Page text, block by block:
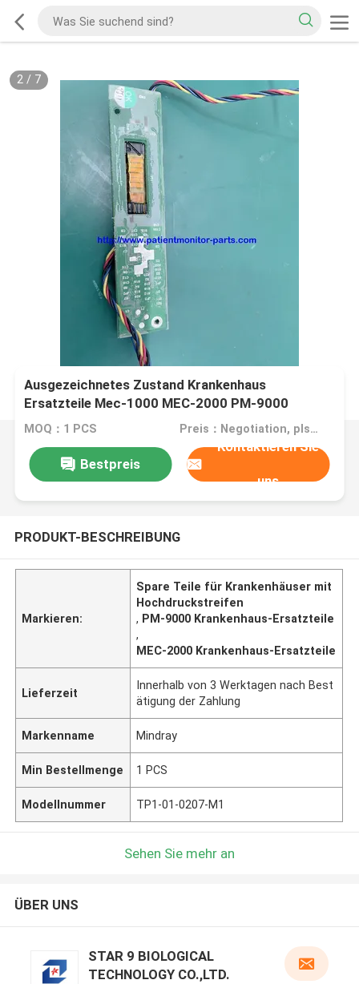
2/ 7
Ausgezeichnetes Zustand Krankenhaus
Ersatzteile Mec-1000 MEC-2000 PM-9000
Monitor Hochdruckstreifen, Hochdruckplatte
MOQ：1 PCS Preis：Negotiation, pls contact me
Bestpreis
Kontaktieren Sie
uns
PRODUKT-BESCHREIBUNG
Markieren:
Spare Teile für Krankenhäuser mit
Hochdruckstreifen
, PM-9000 Krankenhaus-Ersatzteile
,
MEC-2000 Krankenhaus-Ersatzteile
Lieferzeit
Innerhalb von 3 Werktagen nach Best
ätigung der Zahlung
Markenname Mindray
Min Bestellmenge 1 PCS
Modellnummer TP1-01-0207-M1
Sehen Sie mehr an
ÜBER UNS
STAR 9 BIOLOGICAL
TECHNOLOGY CO.,LTD.